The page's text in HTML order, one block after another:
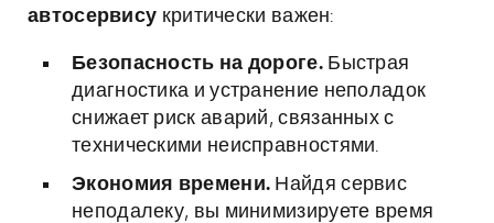
автосервису критически важен:
Безопасность на дороге.Быстрая
диагностика и устранение неполадок
снижает риск аварий, связанных с
техническими неисправностями.
Экономия времени. Найдя сервис
неподалеку, вы минимизируете время